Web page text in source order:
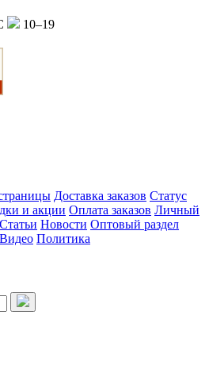
10–19
Доставка заказов Статус
и акции Оплата заказов Личный
Статьи Новости Оптовый раздел
Видео Политика